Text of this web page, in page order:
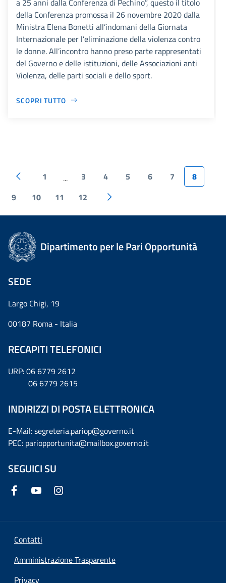
a 25 anni dalla Conferenza di Pechino”, questo il titolo
della Conferenza promossa il 26 novembre 2020 dalla
Ministra Elena Bonetti all’indomani della Giornata
Internazionale per l’eliminazione della violenza contro
le donne. All’incontro hanno preso parte rappresentati
del Governo e delle istituzioni, delle Associazioni anti
Violenza, delle parti sociali e dello sport.
SCOPRI TUTTO
1 ... 3 4 5 6 7
8
9
10 11 12
Dipartimento per le Pari Opportunità
SEDE
Largo Chigi, 19
00187 Roma - Italia
RECAPITI TELEFONICI
URP: 06 6779 2612
06 6779 2615
INDIRIZZI DI POSTA ELETTRONICA
E-Mail: segreteria.pariop@governo.it
PEC: pariopportunita@mailbox.governo.it
SEGUICI SU
Contatti
Amministrazione Trasparente
Privacy